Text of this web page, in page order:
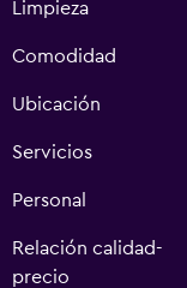
Limpieza
Comodidad
Ubicación
Servicios
Personal
Relación calidad-
precio